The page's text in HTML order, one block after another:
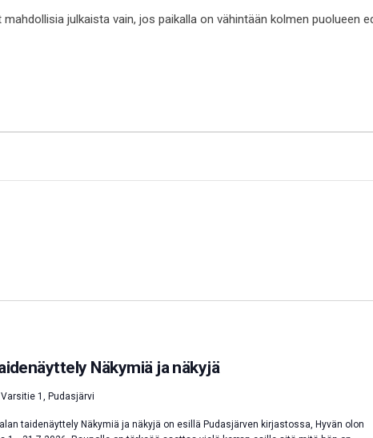
julkaista vain, jos paikalla on vähintään kolmen puolueen
Näkymiä ja näkyjä
Varsitie 1, Pudasjärvi
taidenäyttely Näkymiä ja näkyjä on esillä Pudasjärven kirjastossa, Hyvän olon